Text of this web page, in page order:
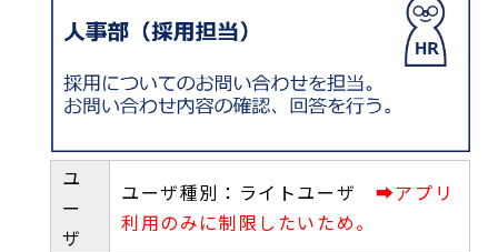
ユ
ー
ザ
ユーザ種別：ライトユーザ ➡アプリ
利用のみに制限したいため。